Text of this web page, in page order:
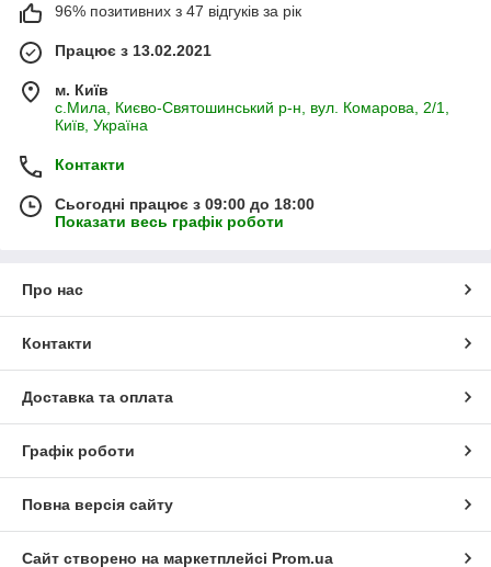
96% позитивних з 47 відгуків за рік
Працює з 13.02.2021
м. Київ
с.Мила, Києво-Святошинський р-н, вул. Комарова, 2/1,
Київ, Україна
Контакти
Сьогодні працює з 09:00 до 18:00
Показати весь графік роботи
Про нас
Контакти
Доставка та оплата
Графік роботи
Повна версія сайту
Сайт створено на маркетплейсі Prom.ua